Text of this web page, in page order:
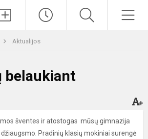
Aktualijos
belaukiant
šventes ir atostogas mūsų gimnazija
Pradinių klasių mokiniai surengė